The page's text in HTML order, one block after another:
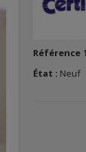
Référence
État : Neuf